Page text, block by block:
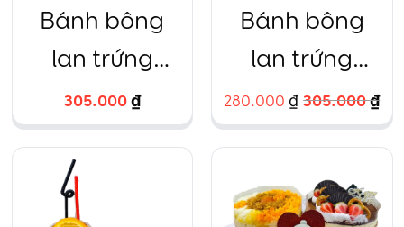
Bánh bông
lan trứng
muối vẽ heo
xinh
305.000₫
Bánh bông
lan trứng
muối hũ vàng
280.000 ₫ 305.000₫